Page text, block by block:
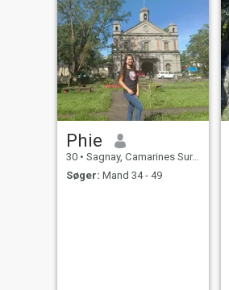
Phie
30 • Sagnay, Camarines Sur, Filippinerne
Søger: Mand 34 - 49